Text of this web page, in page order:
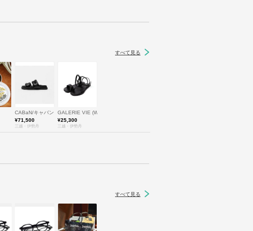
すべて見る
CABaN/キャバン
¥71,500
三越・伊勢丹
GALERIE VIE (Women)/ギャルリー・ヴィー
¥25,300
三越・伊勢丹
すべて見る